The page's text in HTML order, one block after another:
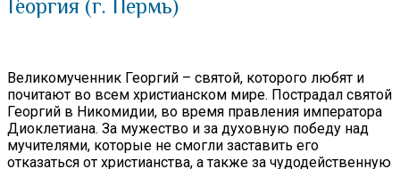
Георгия (г. Пермь)
Великомученник Георгий – святой, которого любят и
почитают во всем христианском мире. Пострадал святой
Георгий в Никомидии, во время правления императора
Диоклетиана. За мужество и за духовную победу над
мучителями, которые не смогли заставить его
отказаться от христианства, а также за чудодейственную